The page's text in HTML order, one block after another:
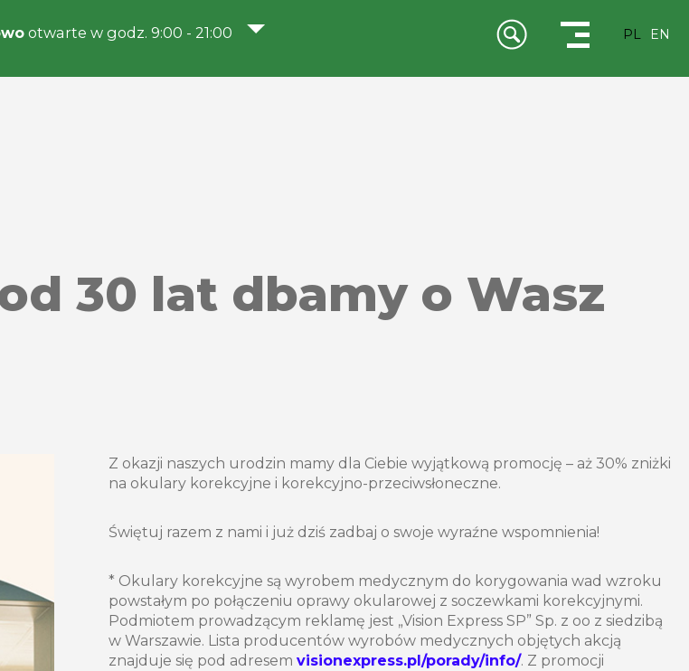
otwarte w godz. 9:00 - 21:00 PL EN
30 lat dbamy o Wasz
Z okazji naszych urodzin mamy dla Ciebie wyjątkową promocję – aż 30% zniżki
na okulary korekcyjne i korekcyjno-przeciwsłoneczne.
Świętuj razem z nami i już dziś zadbaj o swoje wyraźne wspomnienia!
* Okulary korekcyjne są wyrobem medycznym do korygowania wad wzroku
powstałym po połączeniu oprawy okularowej z soczewkami korekcyjnymi.
Podmiotem prowadzącym reklamę jest „Vision Express SP” Sp. z oo z siedzibą
w Warszawie. Lista producentów wyrobów medycznych objętych akcją
znajduje się pod adresem visionexpress.pl/porady/info/. Z promocji